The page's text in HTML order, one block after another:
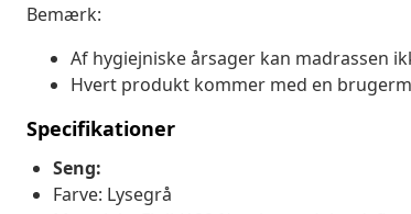
Bemærk:
Af hygiejniske årsager kan madrassen
Hvert produkt kommer med en
Specifikationer
Seng:
Farve: Lysegrå